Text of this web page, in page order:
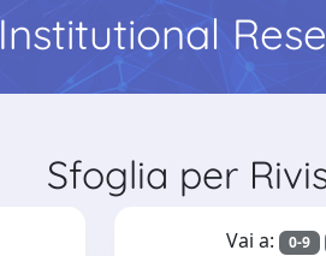
Institutional
Sfoglia per
Vai a: 0-9